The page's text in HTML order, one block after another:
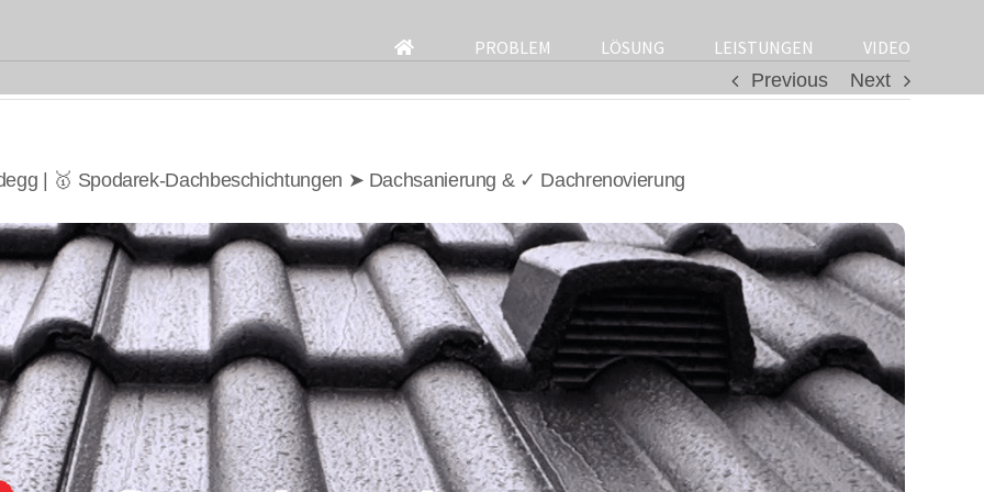
for:
PROBLEM LÖSUNG LEISTUNGEN
VIDEO
Previous
Next
| 🥇 Spodarek-Dachbeschichtungen ➤ Dachsanierung & ✓ Dachrenovierung